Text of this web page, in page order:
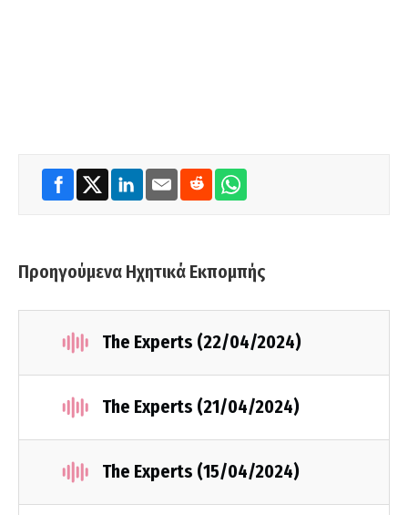
Προηγούμενα Ηχητικά Εκπομπής
The Experts (22/04/2024)
The Experts (21/04/2024)
The Experts (15/04/2024)